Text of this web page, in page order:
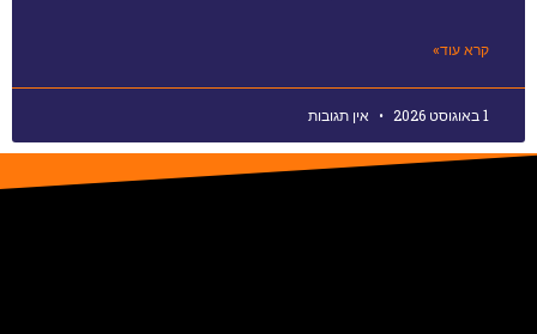
קרא עוד»
1 באוגוסט 2026 אין תגובות